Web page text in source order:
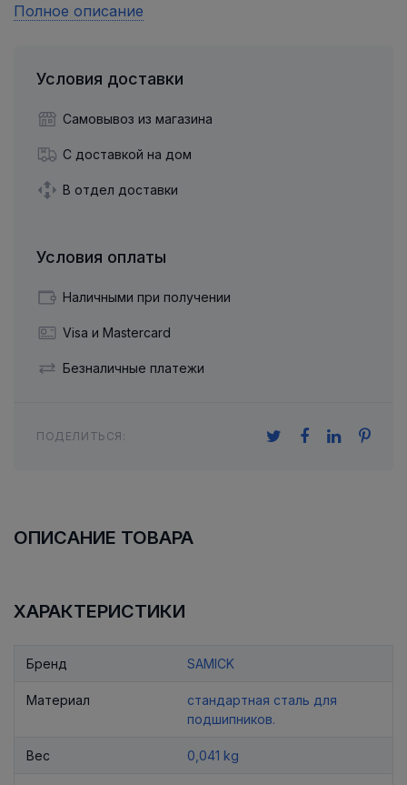
Полное описание
Условия доставки
Самовывоз из магазина
С доставкой на дом
В отдел доставки
Условия оплаты
Наличными при получении
Visa и Mastercard
Безналичные платежи
ПОДЕЛИТЬСЯ:
ОПИСАНИЕ ТОВАРА
ХАРАКТЕРИСТИКИ
Бренд SAMICK
Материал
стандартная сталь для
подшипников.
Вес 0,041 kg